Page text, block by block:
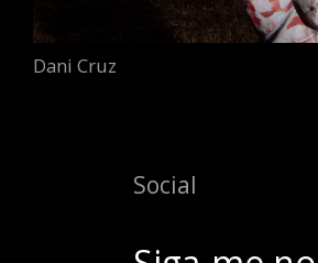
Dani Cruz
Social